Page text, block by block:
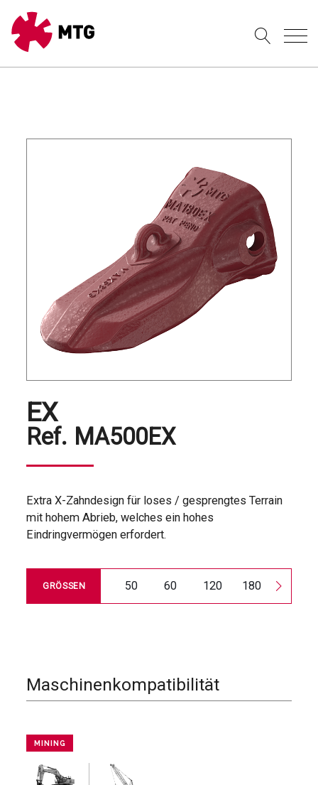
EX
Ref. MA500EX
Extra X-Zahndesign für loses / gesprengtes Terrain
mit hohem Abrieb, welches ein hohes
Eindringvermögen erfordert.
GRÖSSEN 50 60 120 180 240
Maschinenkompatibilität
MINING